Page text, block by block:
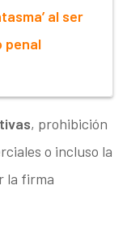
al ser
penal
, prohibición
o incluso la
la firma